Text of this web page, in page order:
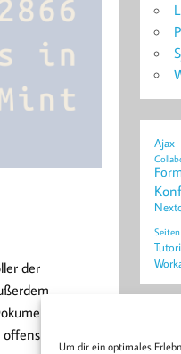
Um dir ein optimales
der
Ajax
Seiten